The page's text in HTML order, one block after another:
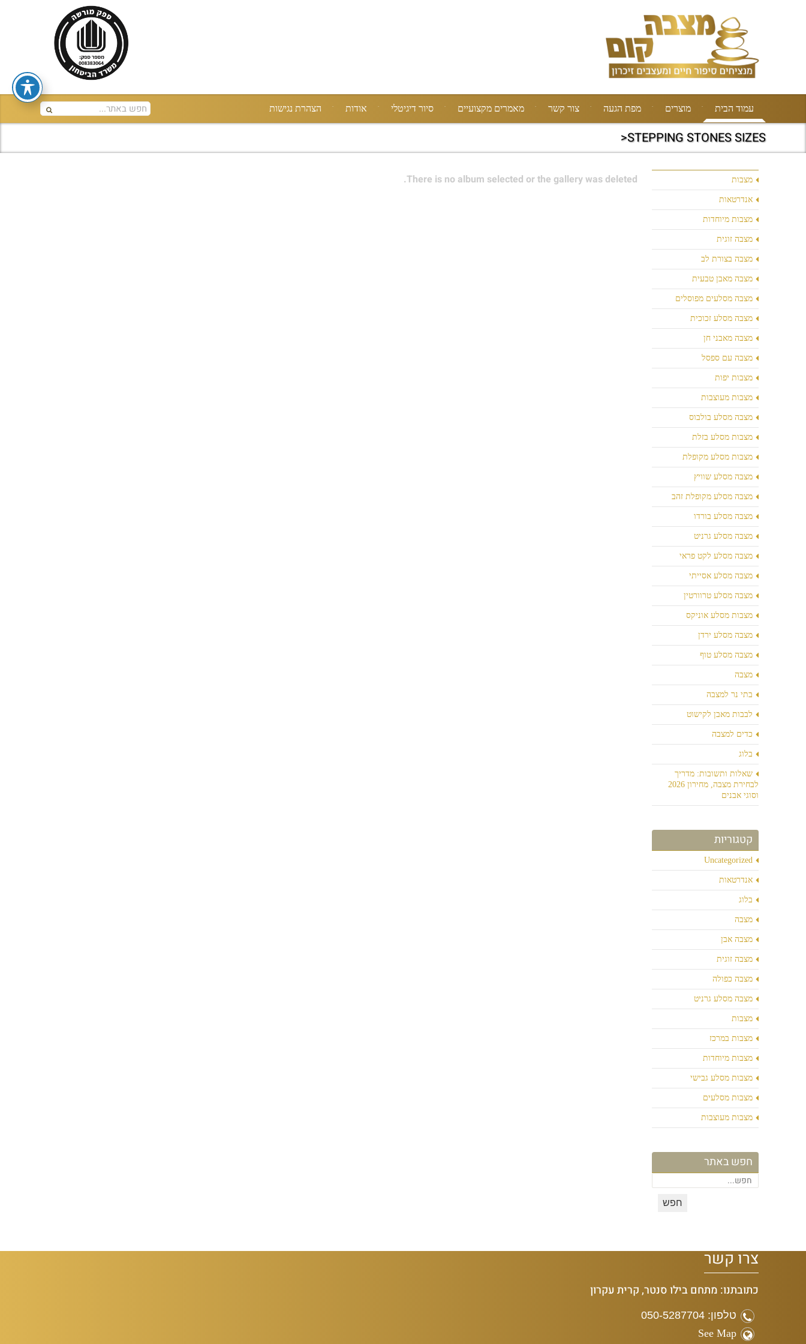
עמוד הבית מוצרים מפת הגעה צור קשר מאמרים מקצועיים סיור דיגיטלי אודות הצהרת נגישות
STEPPING STONES SIZES<
מצבות
אנדרטאות
מצבות מיוחדות
מצבה זוגית
מצבה בצורת לב
מצבה מאבן טבעית
מצבה מסלעים מפוסלים
מצבה מסלע זכוכית
מצבה מאבני חן
מצבה עם ספסל
מצבות יפות
מצבות מעוצבות
מצבה מסלע בולבוס
מצבות מסלע בזלת
מצבות מסלע מקופלת
מצבה מסלע שוויץ
מצבה מסלע מקופלת זהב
מצבה מסלע בורדו
מצבה מסלע גרניט
מצבה מסלע לקט פראי
מצבה מסלע אסייתי
מצבה מסלע טרוורטין
מצבות מסלע אוניקס
מצבה מסלע ירדן
מצבה מסלע טוף
מצבה
בתי נר למצבה
לבבות מאבן לקישוט
כדים למצבה
בלוג
שאלות ותשובות: מדריך
לבחירת מצבה, מחירון 2026
וסוגי אבנים
קטגוריות
Uncategorized
אנדרטאות
בלוג
מצבה
מצבה אבן
מצבה זוגית
מצבה כפולה
מצבה מסלע גרניט
מצבות
מצבות במרכז
מצבות מיוחדות
מצבות מסלע גבישי
מצבות מסלעים
מצבות מעוצבות
חפש באתר
There is no album selected or the gallery was deleted.
צרו קשר
כתובתנו: מתחם בילו סנטר, קרית עקרון
טלפון: 050-5287704
See Map